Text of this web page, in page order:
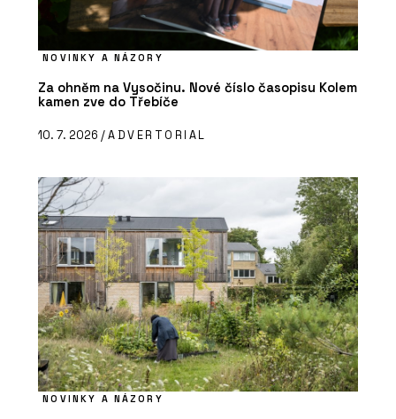
NOVINKY A NÁZORY
Za ohněm na Vysočinu. Nové číslo časopisu Kolem
kamen zve do Třebíče
10. 7. 2026 /ADVERTORIAL
NOVINKY A NÁZORY